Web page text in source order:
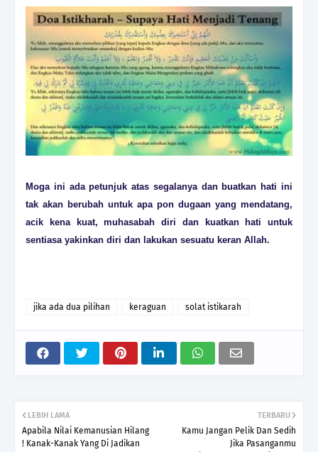
Moga ini ada petunjuk atas segalanya dan buatkan hati ini
tak akan berubah untuk apa pon dugaan yang mendatang,
acik kena kuat, muhasabah diri dan kuatkan hati untuk
sentiasa yakinkan diri dan lakukan sesuatu keran Allah.
jika ada dua pilihan keraguan solat istikarah
TERBARU
Kamu Jangan Pelik Dan Sedih
Jika Pasanganmu
LEBIH LAMA
Apabila Nilai Kemanusian Hilang
! Kanak-Kanak Yang Di Jadikan